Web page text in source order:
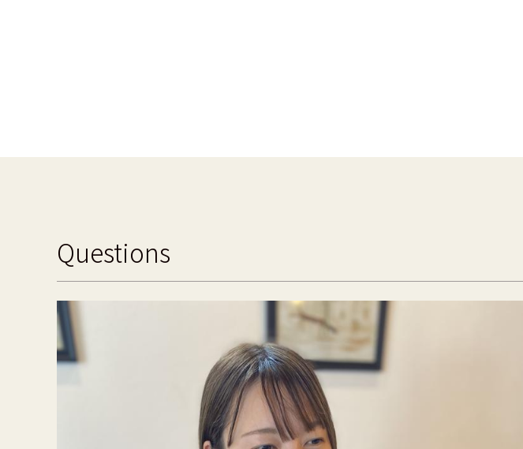
Questions